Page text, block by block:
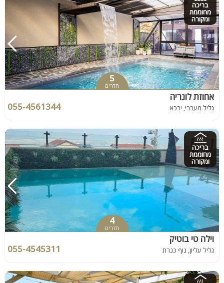
בריכה
מחוממת
ומקורה
5
חדרים
אחוזת לונריה
גליל מערבי, ירכא 055-4561344
בריכה
מחוממת
ומקורה
4
חדרים
וילה טי בוטיק
גליל עליון, נוף כנרת 055-4545311